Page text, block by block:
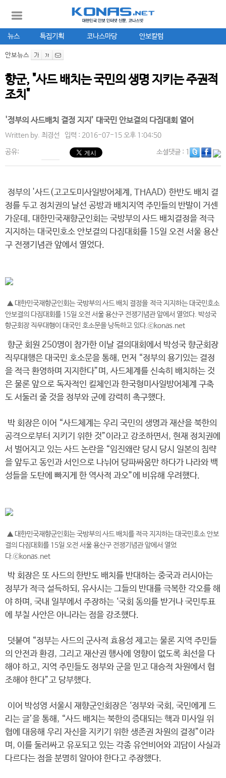
뉴스 특집기획 코나스마당 안보칼럼
안보뉴스
향군, "사드 배치는 국민의 생명 지키는 주권적
조치"
'정부의 사드배치 결정 지지’ 대국민 안보결의 다짐대회 열어
Written by. 최경선 입력 : 2016-07-15 오후 1:04:50
공유: 소셜댓글: 1
정부의 '사드(고고도미사일방어체계, THAAD) 한반도 배치 결
정를 두고 정치권의 날선 공방과 배치지역 주민들의 반발이 거센
가운데, 대한민국재향군인회는 국방부의 사드 배치결정을 적극
지지하는 대국민호소 안보결의 다짐대회를 15일 오전 서울 용산
구 전쟁기념관 앞에서 열었다.
▲ 대한민국재향군인회는 국방부의 사드 배치 결정을 적극 지지하는 대국민호소
안보결의 다짐대회를 15일 오전 서울 용산구 전쟁기념관 앞에서 열었다. 박성국
향군회장 직무대행이 대국민 호소문을 낭독하고 있다.ⓒkonas.net
향군 회원 250명이 참가한 이날 결의대회에서 박성국 향군회장
직무대행은 대국민 호소문을 통해, 먼저 “정부의 용기있는 결정
을 적극 환영하며 지지한다”며, 사드체계를 신속히 배치하는 것
은 물론 앞으로 독자적인 킬체인과 한국형미사일방어체계 구축
도 서둘러 줄 것을 정부와 군에 강력히 촉구했다.
박 회장은 이어 “사드체계는 우리 국민의 생명과 재산을 북한의
공격으로부터 지키기 위한 것”이라고 강조하면서, 현재 정치권에
서 벌어지고 있는 사드 논란을 “임진왜란 당시 당시 일본의 침략
을 앞두고 동인과 서인으로 나뉘어 당파싸움만 하다가 나라와 백
성들을 도탄에 빠지게 한 역사적 과오”에 비유해 우려했다.
▲ 대한민국재향군인회는 국방부의 사드 배치를 적극 지지하는 대국민호소 안보
결의 다짐대회를 15일 오전 서울 용산구 전쟁기념관 앞에서 열었
다.ⓒkonas.net
박 회장은 또 사드의 한반도 배치를 반대하는 중국과 러시아는
정부가 적극 설득하되, 유사시는 그들의 반대를 극복한 각오를 해
야 하며, 국내 일부에서 주장하는 ‘국회 동의를 받거나 국민투표
에 부칠 사안은 아니라는 점을 강조했다.
덧붙여 “정부는 사드의 군사적 효용성 제고는 물론 지역 주민들
의 안전과 환경, 그리고 재산권 행사에 영향이 없도록 최선을 다
해야 하고, 지역 주민들도 정부와 군을 믿고 대승적 차원에서 협
조해야 한다”고 당부했다.
이어 박성영 서울시 재향군인회장은 ‘정부와 국회, 국민에게 드
리는 글’을 통해, “사드 배치는 북한의 증대되는 핵과 미사일 위
협에 대응해 우리 자신을 지키기 위한 생존권 차원의 결정”이라
며, 이를 둘러싸고 유포되고 있는 각종 유언비어와 괴담이 사실과
다르다는 점을 분명히 알아야 한다고 주장했다.